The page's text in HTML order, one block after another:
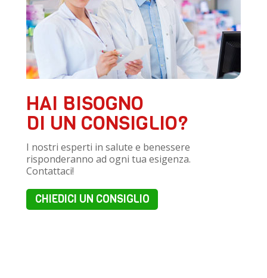
HAI BISOGNO
DI UN CONSIGLIO?
I nostri esperti in salute e benessere
risponderanno ad ogni tua esigenza.
Contattaci!
CHIEDICI UN CONSIGLIO